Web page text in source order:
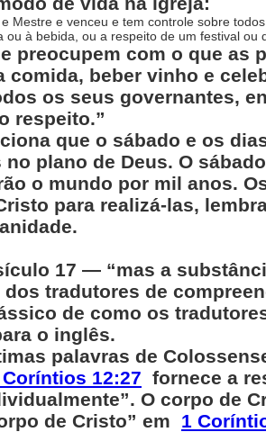
Mestre e venceu e tem controle sobre
à bebida, ou a respeito de um festival ou
preocupem com o que as
comida, beber vinho e
os seus governantes,
respeito.”
que o sábado e os
plano de Deus. O
o mundo por mil anos.
para realizá-las,
17 — “mas a
tradutores de
de como os
o inglês.
palavras de
Coríntios 12:27 fornece a
O corpo de
de Cristo” em 1